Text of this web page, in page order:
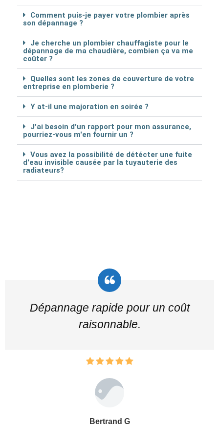
Comment puis-je payer votre plombier après
son dépannage ?
Je cherche un plombier chauffagiste pour le
dépannage de ma chaudière, combien ça va me
coûter ?
Quelles sont les zones de couverture de votre
entreprise en plomberie ?
Y at-il une majoration en soirée ?
J'ai besoin d'un rapport pour mon assurance,
pourriez-vous m'en fournir un ?
Vous avez la possibilité de détécter une fuite
d'eau invisible causée par la tuyauterie des
radiateurs?
Dépannage rapide pour un coût
raisonnable.
Bertrand G